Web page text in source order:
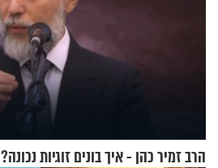
הרב זמיר כהן - איך בונים זוגיות נכונה?